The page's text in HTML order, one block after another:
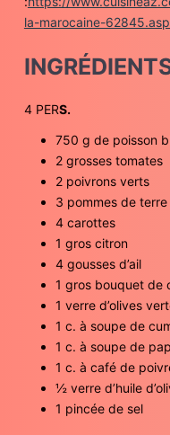
la-marocaine-
4 PERS.
750 g de poisson
2 grosses tomates
2 poivrons verts
3 pommes de
4 carottes
1 gros citron
4 gousses d’ail
1 gros bouquet de
1 verre d’olives
1 c. à soupe de
1 c. à soupe de
1 c. à café de
½ verre d’huile
1 pincée de sel